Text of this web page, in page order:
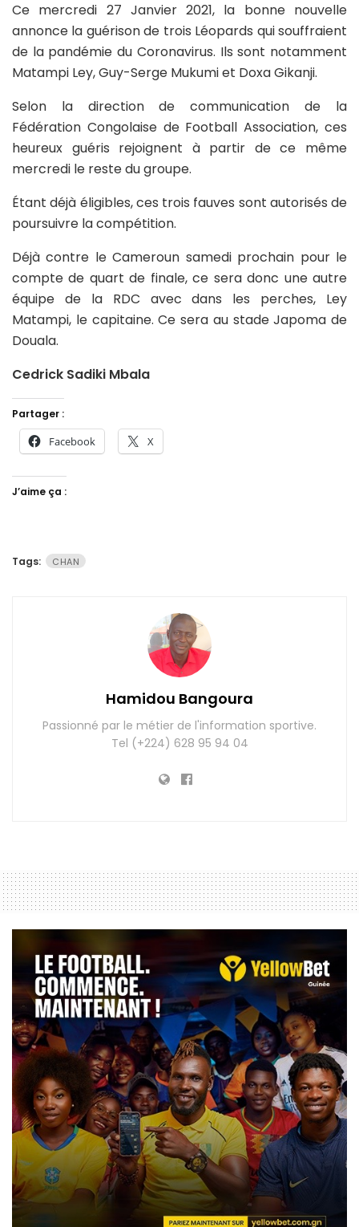
Ce mercredi 27 Janvier 2021, la bonne nouvelle
annonce la guérison de trois Léopards qui souffraient
de la pandémie du Coronavirus. Ils sont notamment
Matampi Ley, Guy-Serge Mukumi et Doxa Gikanji.
Selon la direction de communication de la
Fédération Congolaise de Football Association, ces
heureux guéris rejoignent à partir de ce même
mercredi le reste du groupe.
Étant déjà éligibles, ces trois fauves sont autorisés de
poursuivre la compétition.
Déjà contre le Cameroun samedi prochain pour le
compte de quart de finale, ce sera donc une autre
équipe de la RDC avec dans les perches, Ley
Matampi, le capitaine. Ce sera au stade Japoma de
Douala.
Cedrick Sadiki Mbala
Partager :
Facebook X
J’aime ça :
Tags: CHAN
Hamidou Bangoura
Passionné par le métier de l'information sportive.
Tel (+224) 628 95 94 04